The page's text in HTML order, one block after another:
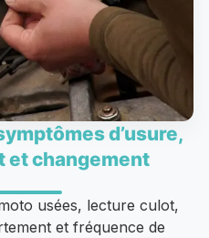
d’usure,
et changement
usées, lecture culot,
et fréquence de